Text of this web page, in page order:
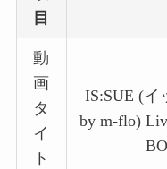
目
動
画
タ
イ
ト
IS:SUE (イ
by m-flo)